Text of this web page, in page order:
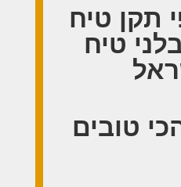
תקן טיח
לקבלני טיח
טובים